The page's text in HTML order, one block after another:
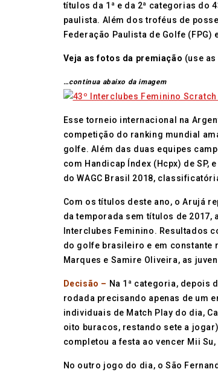
títulos da 1ª e da 2ª categorias do
paulista. Além dos troféus de
Federação Paulista de Golfe
Veja as fotos da premiação (use
…continua abaixo da imagem
Esse torneio internacional na
competição do ranking mundial
golfe. Além das duas equipes
com Handicap Índex (Hcpx) de
do WAGC Brasil 2018,
Com os títulos deste ano, o Arujá
da temporada sem títulos de 2017,
Interclubes Feminino. Resultados
do golfe brasileiro e em constante
Marques e Samire Oliveira, as
Decisão – Na 1ª categoria, depois
rodada precisando apenas de um
individuais de Match Play do dia,
oito buracos, restando sete a
completou a festa ao vencer Mii Su,
No outro jogo do dia, o São